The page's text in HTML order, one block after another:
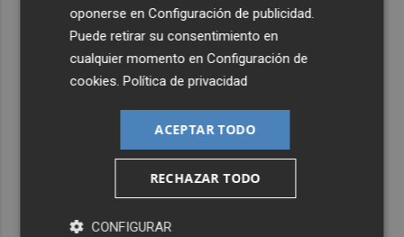
oponerse enConfiguración de publicidad
Puede retirar su consentimiento en
cualquier momento enConfiguración de
cookies .Política de privacidad
ACEPTAR TODO
RECHAZAR TODO
CONFIGURAR